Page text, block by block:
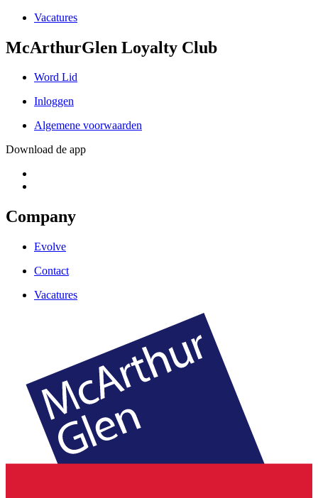
Vacatures
McArthurGlen Loyalty Club
Word Lid
Inloggen
Algemene voorwaarden
Download de app
Company
Evolve
Contact
Vacatures